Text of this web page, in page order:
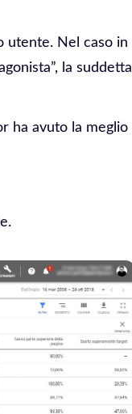
utente. Nel caso in
la suddetta
ha avuto la meglio